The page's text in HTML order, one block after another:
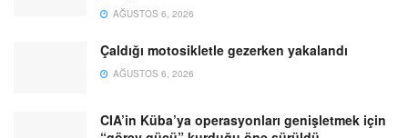
AĞUSTOS 6, 2026
Çaldığı motosikletle gezerken yakalandı
AĞUSTOS 6, 2026
CIA’in Küba’ya operasyonları genişletmek için